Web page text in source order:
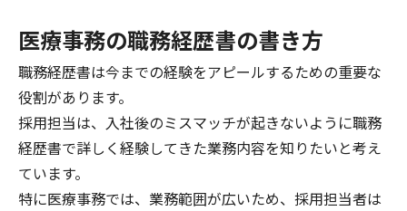
医療事務の職務経歴書の書き方
職務経歴書は今までの経験をアピールするための重要な
役割があります。
採用担当は、入社後のミスマッチが起きないように職務
経歴書で詳しく経験してきた業務内容を知りたいと考え
ています。
特に医療事務では、業務範囲が広いため、採用担当者は